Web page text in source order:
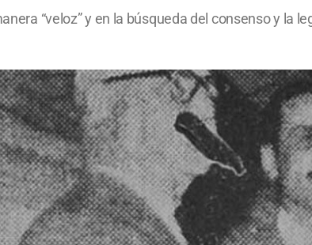
“veloz” y en la búsqueda del consenso y la